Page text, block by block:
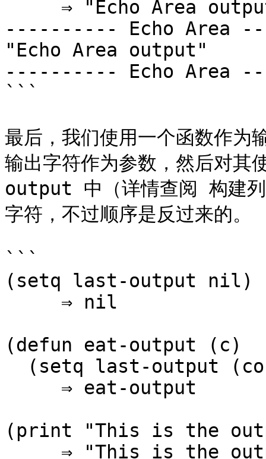
---------- Echo Area
"Echo Area output"
---------- Echo Area
```
最后，我们使用一个函数作
输出字符作为参数，然后对
output 中（详情查阅 构建列
字符，不过顺序是反过来的。
```
(setq last-output nil)
(defun eat-output (c)
(print "This is the